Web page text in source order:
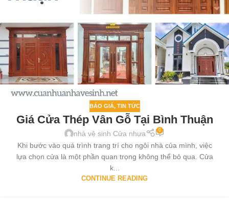
BÁO GIÁ, TIN TỨC
Giá Cửa Thép Vân Gỗ Tại Bình Thuận
nhà vệ sinh Cửa nhựa 0
Khi bước vào quá trình trang trí cho ngôi nhà của mình, việc
lựa chọn cửa là một phần quan trọng không thể bỏ qua. Cửa
k...
CONTINUE READING